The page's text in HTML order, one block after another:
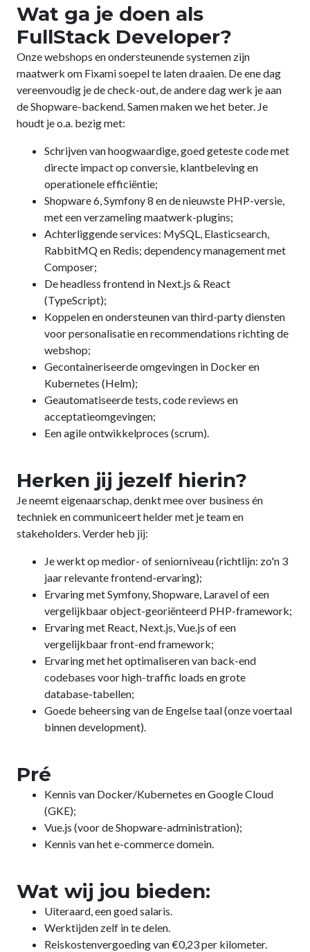
Wat ga je doen als
FullStack Developer?
Onze webshops en ondersteunende systemen zijn
maatwerk om Fixami soepel te laten draaien. De ene dag
vereenvoudig je de check-out, de andere dag werk je aan
de Shopware-backend. Samen maken we het beter. Je
houdt je o.a. bezig met:
Schrijven van hoogwaardige, goed geteste code met
directe impact op conversie, klantbeleving en
operationele efficiëntie;
Shopware 6, Symfony 8 en de nieuwste PHP-versie,
met een verzameling maatwerk-plugins;
Achterliggende services: MySQL, Elasticsearch,
RabbitMQ en Redis; dependency management met
Composer;
De headless frontend in Next.js & React
(TypeScript);
Koppelen en ondersteunen van third-party diensten
voor personalisatie en recommendations richting de
webshop;
Gecontaineriseerde omgevingen in Docker en
Kubernetes (Helm);
Geautomatiseerde tests, code reviews en
acceptatieomgevingen;
Een agile ontwikkelproces (scrum).
Herken jij jezelf hierin?
Je neemt eigenaarschap, denkt mee over business én
techniek en communiceert helder met je team en
stakeholders. Verder heb jij:
Je werkt op medior- of seniorniveau (richtlijn: zo'n 3
jaar relevante frontend-ervaring);
Ervaring met Symfony, Shopware, Laravel of een
vergelijkbaar object-georiënteerd PHP-framework;
Ervaring met React, Next.js, Vue.js of een
vergelijkbaar front-end framework;
Ervaring met het optimaliseren van back-end
codebases voor high-traffic loads en grote
database-tabellen;
Goede beheersing van de Engelse taal (onze voertaal
binnen development).
Pré
Kennis van Docker/Kubernetes en Google Cloud
(GKE);
Vue.js (voor de Shopware-administration);
Kennis van het e-commerce domein.
Wat wij jou bieden:
Uiteraard, een goed salaris.
Werktijden zelf in te delen.
Reiskostenvergoeding van €0,23 per kilometer.